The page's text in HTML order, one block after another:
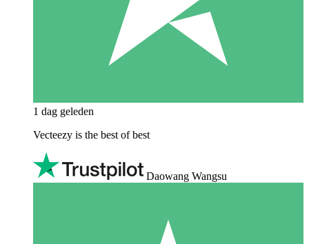
1 dag geleden
Vecteezy is the best of best
Daowang Wangsu